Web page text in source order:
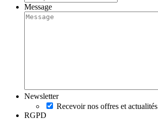
Message
Newsletter
Recevoir nos offres et actualités
RGPD